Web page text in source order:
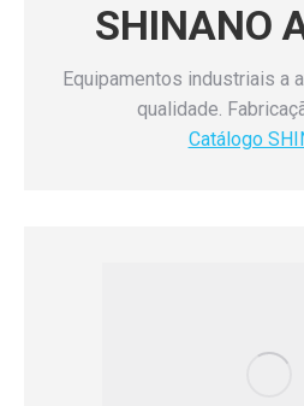
SHINANO
Equipamentos industriais a
qualidade.
Catálogo